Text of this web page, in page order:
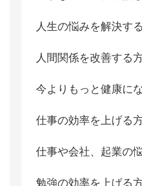
人生の悩みを解決す
人間関係を改善する
今よりもっと健康に
仕事の効率を上げる
仕事や会社、起業の
勉強の効率を上げる